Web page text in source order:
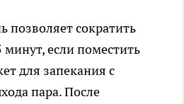
позволяет сократить
если поместить
для запекания с
пара. После